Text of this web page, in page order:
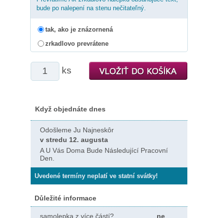
bude po nalepení na stenu nečitateľný.
tak, ako je znázornená
zrkadlovo prevrátene
ks
Když objednáte dnes
Odošleme Ju Najneskôr
v stredu 12. augusta
A U Vás Doma Bude Následující Pracovní
Den.
Uvedené termíny neplatí ve statní svátky!
Důležité informace
samolepka z více částí? ne